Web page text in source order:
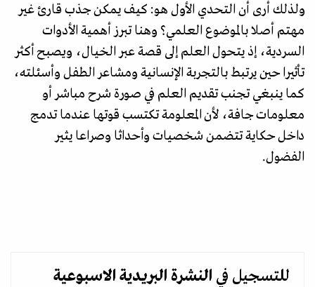
ولذلك أرى أن التحدي الأول هو: كيف يمكن جذب قارئ غير
مهتم أصلا بالموضوع العلمي؟ وهنا تبرز أهمية الأدوات
السردية، إذ يتحول العلم إلى قصة عبر الخيال، ويصبح أكثر
تأثيرا حين يرتبط بالتجربة الإنسانية ومشاعر الطفل وأسئلته،
كما ينبغي تجنب تقديم العلم في صورة شرح مباشر أو
معلومات جافة، لأن المعلومة تكتسب قوتها عندما تدمج
داخل حكاية تتضمن شخصيات وأحداثا وصراعا يثير
الفضول.
للتسجيل في النشرة البريدية الاسبوعية